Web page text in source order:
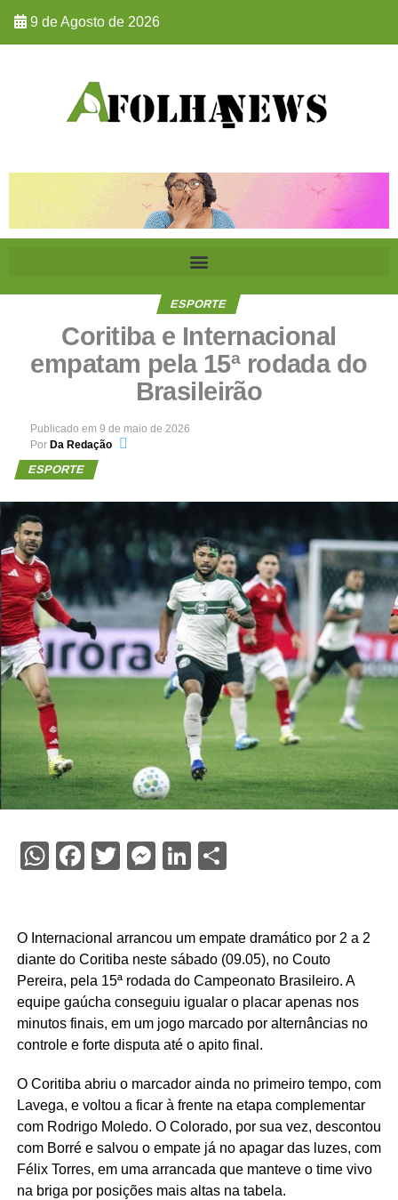
9 de Agosto de 2026
ESPORTE
Coritiba e Internacional
empatam pela 15ª rodada do
Brasileirão
Publicado em 9 de maio de 2026
Por Da Redação
ESPORTE
WhatsApp
Facebook
Twitter
Messenger
LinkedIn
Share
O Internacional arrancou um empate dramático por 2 a 2
diante do Coritiba neste sábado (09.05), no Couto
Pereira, pela 15ª rodada do Campeonato Brasileiro. A
equipe gaúcha conseguiu igualar o placar apenas nos
minutos finais, em um jogo marcado por alternâncias no
controle e forte disputa até o apito final.
O Coritiba abriu o marcador ainda no primeiro tempo, com
Lavega, e voltou a ficar à frente na etapa complementar
com Rodrigo Moledo. O Colorado, por sua vez, descontou
com Borré e salvou o empate já no apagar das luzes, com
Félix Torres, em uma arrancada que manteve o time vivo
na briga por posições mais altas na tabela.